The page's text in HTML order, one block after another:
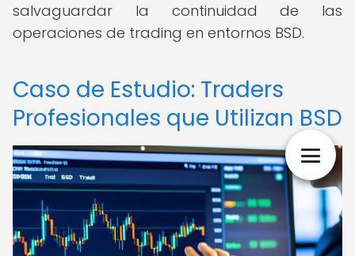
salvaguardar la continuidad de las
operaciones de trading en entornos BSD.
Caso de Estudio: Traders
Profesionales que Utilizan BSD